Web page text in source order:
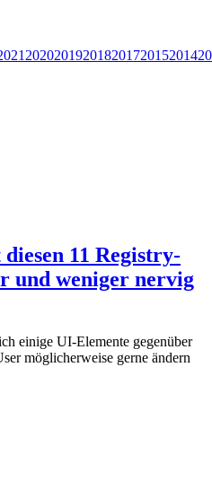
202020192018201720152014
11 Registry-
und weniger nervig
einige UI-Elemente gegenüber
möglicherweise gerne ändern